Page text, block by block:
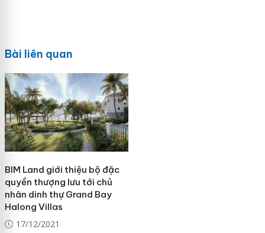
Bài liên quan
BIM Land giới thiệu bộ đặc
quyền thượng lưu tới chủ
nhân dinh thự Grand Bay
Halong Villas
17/12/2021